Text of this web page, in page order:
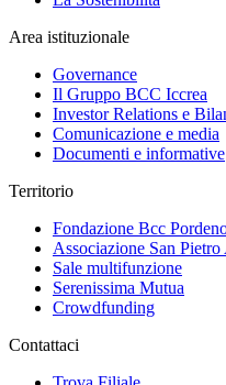
Area istituzionale
Governance
Il Gruppo BCC Iccrea
Investor Relations e
Comunicazione e media
Documenti e informative
Territorio
Fondazione Bcc
Associazione San
Sale multifunzione
Serenissima Mutua
Crowdfunding
Contattaci